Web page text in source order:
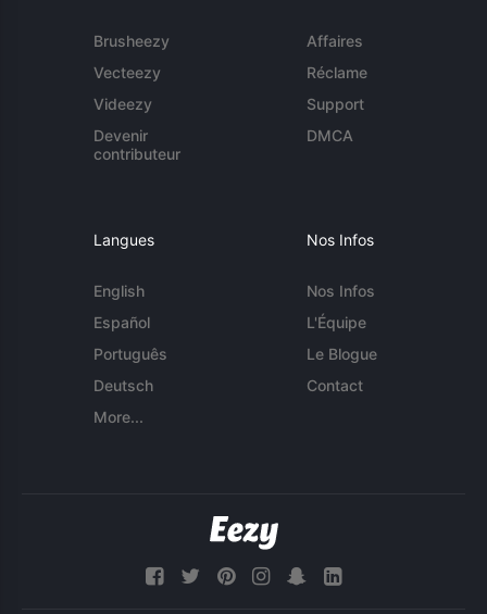
Brusheezy
Vecteezy
Videezy
Devenir
contributeur
Affaires
Réclame
Support
DMCA
Langues
English
Español
Português
Deutsch
More...
Nos Infos
Nos Infos
L'Équipe
Le Blogue
Contact